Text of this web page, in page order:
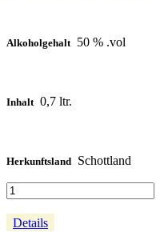
Alkoholgehalt 50 % .vol
Inhalt 0,7 ltr.
Herkunftsland Schottland
Details